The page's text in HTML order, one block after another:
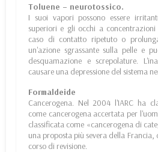
Toluene – neurotossico.
I suoi vapori possono essere
superiori e gli occhi a
caso di contatto ripetuto o
un'azione sgrassante sulla pelle e
desquamazione e screpolature.
causare una depressione del sistema
Formaldeide
Cancerogena. Nel 2004 l'IARC ha
come cancerogena accertata per
classificata come «cancerogena di
una proposta più severa della Francia,
corso di revisione.